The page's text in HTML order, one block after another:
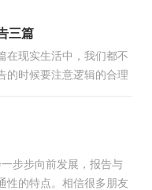
三篇
在现实生活中，我们都不
的时候要注意逻辑的合理
步步向前发展，报告与
性的特点。相信很多朋友